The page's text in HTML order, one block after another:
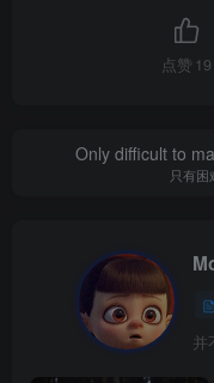
您现在可以使用
素材库。包含从0.5m
改进的参考模式
充分利用参考模
点赞 19
Only difficult to
只有
并